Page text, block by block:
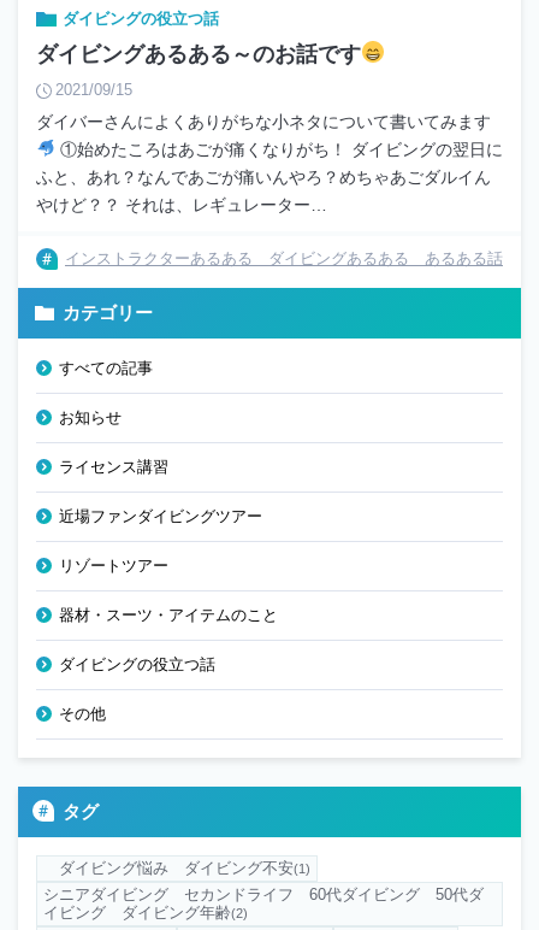
ダイビングの役立つ話
ダイビングあるある～のお話です
2021/09/15
ダイバーさんによくありがちな小ネタについて書いてみます
①始めたころはあごが痛くなりがち！ ダイビングの翌日に
ふと、あれ？なんであごが痛いんやろ？めちゃあごダルイん
やけど？？ それは、レギュレーター…
インストラクターあるある ダイビングあるある あるある話
カテゴリー
すべての記事
お知らせ
ライセンス講習
近場ファンダイビングツアー
リゾートツアー
器材・スーツ・アイテムのこと
ダイビングの役立つ話
その他
タグ
ダイビング悩み ダイビング不安(1)
シニアダイビング セカンドライフ 60代ダイビング 50代ダ
イビング ダイビング年齢(2)